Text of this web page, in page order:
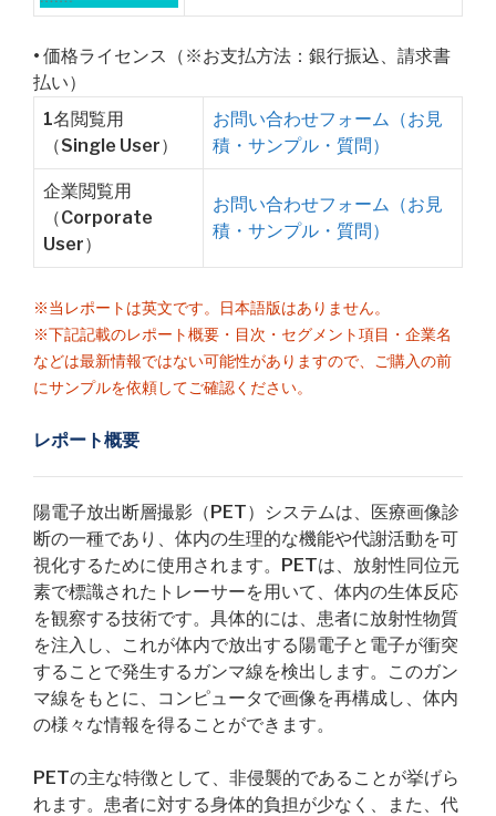
• 価格ライセンス（※お支払方法：銀行振込、請求書
払い）
1名閲覧用
（Single User）
お問い合わせフォーム（お見
積・サンプル・質問）
企業閲覧用
（Corporate
User）
お問い合わせフォーム（お見
積・サンプル・質問）
※当レポートは英文です。日本語版はありません。
※下記記載のレポート概要・目次・セグメント項目・企業名
などは最新情報ではない可能性がありますので、ご購入の前
にサンプルを依頼してご確認ください。
レポート概要
陽電子放出断層撮影（PET）システムは、医療画像診
断の一種であり、体内の生理的な機能や代謝活動を可
視化するために使用されます。PETは、放射性同位元
素で標識されたトレーサーを用いて、体内の生体反応
を観察する技術です。具体的には、患者に放射性物質
を注入し、これが体内で放出する陽電子と電子が衝突
することで発生するガンマ線を検出します。このガン
マ線をもとに、コンピュータで画像を再構成し、体内
の様々な情報を得ることができます。
PETの主な特徴として、非侵襲的であることが挙げら
れます。患者に対する身体的負担が少なく、また、代